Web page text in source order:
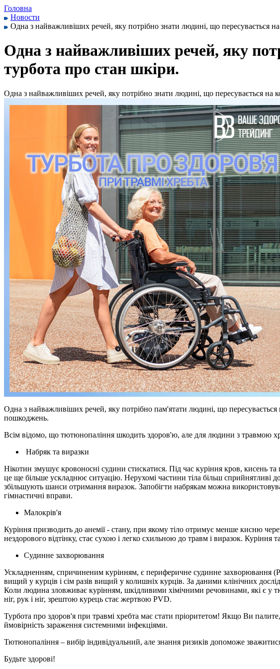
Головна
Новости
Одна з найважливіших речей, яку потрібно знати людині, що пересувається
Одна з найважливіших речей, яку
турбота про стан шкіри.
Одна з найважливіших речей, яку потрібно знати людині, що пересувається на
Одна з найважливіших речей, яку потрібно пам'ятати людині, що
пошкоджень.
Всім відомо, що тютюнопаління шкодить здоров'ю, але для людини з травмою
Набряк та виразки
Нікотин змушує кровоносні судини стискатися. Під час куріння кров, кисень
це ще більше ускладнює ситуацію. Нерухомі частини тіла більш сприйнятливі
збільшують шанси отримання виразок. Запобігти набрякам можна
гімнастичні вправи.
Малокрів'я
Куріння призводить до анемії - стану, при якому тіло отримує менше кисню
нездорового відтінку, стає сухою і легко схильною до травм і виразок.
Судинне захворювання
Ускладненням, спричиненим курінням, є периферичне судинне захворювання
вищий у курців і сім разів вищий у колишніх курців. За даними клінічних
Коли людина зловживає курінням, шкідливими хімічними речовинами, які є у
ніг, рук і ніг, зрештою курець стає жертвою PVD.
Турбота про здоров'я при травмі хребта має стати пріоритетом! Якщо Ви
ймовірність зараження системними інфекціями.
Тютюнопаління – вибір індивідуальний, але знання ризиків допоможе
Будьте здорові!